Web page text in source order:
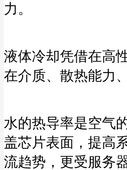
力。
液体冷却凭借在高
在介质、散热能力
水的热导率是空气
盖芯片表面，提高
流趋势，更受服务